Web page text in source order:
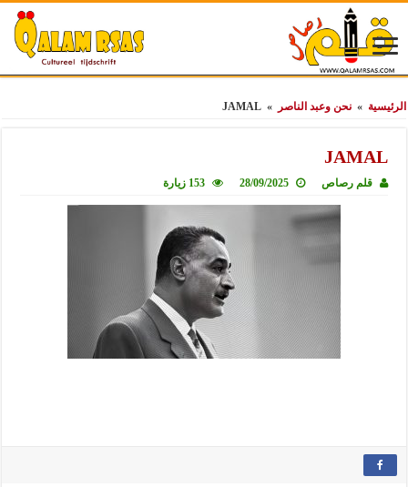
الرئيسية » نحن وعبد الناصر »
JAMAL
JAMAL
قلم رصاص 28/09/2025 153 زيارة